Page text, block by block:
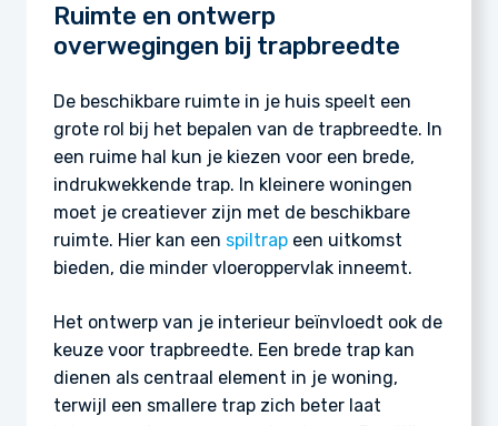
Ruimte en ontwerp
overwegingen bij trapbreedte
De beschikbare ruimte in je huis speelt een
grote rol bij het bepalen van de trapbreedte. In
een ruime hal kun je kiezen voor een brede,
indrukwekkende trap. In kleinere woningen
moet je creatiever zijn met de beschikbare
ruimte. Hier kan een spiltrap een uitkomst
bieden, die minder vloeroppervlak inneemt.
Het ontwerp van je interieur beïnvloedt ook de
keuze voor trapbreedte. Een brede trap kan
dienen als centraal element in je woning,
terwijl een smallere trap zich beter laat